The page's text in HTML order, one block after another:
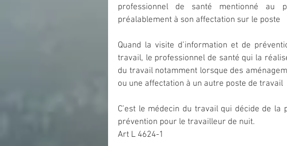
professionnel de santé mentionné au
préalablement à son affectation sur le poste
Quand la visite d’information et de
travail, le professionnel de santé qui la
du travail notamment lorsque des
ou une affectation à un autre poste de travail
C’est le médecin du travail qui décide de
prévention pour le travailleur de nuit.
Art L 4624-1